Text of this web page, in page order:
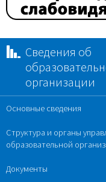
Сведения об
организации
Основные сведения
Структура и органы
образовательной
Документы